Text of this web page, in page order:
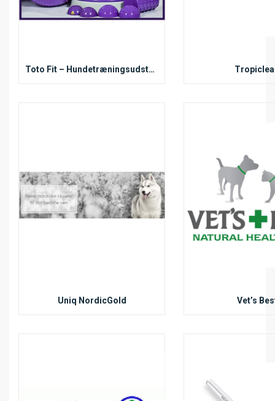
Toto Fit – Hundetræningsudstyr til balance og core-træning
Uniq NordicGold Vet’s